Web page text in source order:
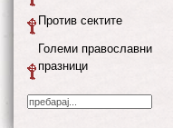
Против сектите
Големи православни
празници